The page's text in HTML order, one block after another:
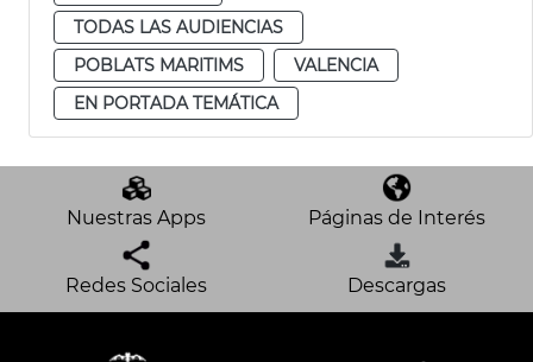
TODAS LAS AUDIENCIAS
POBLATS MARITIMS
VALENCIA
EN PORTADA TEMÁTICA
Nuestras Apps Páginas de Interés
Redes Sociales Descargas